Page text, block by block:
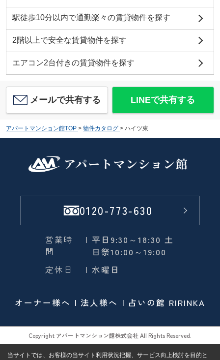
駅徒歩10分以内で通勤楽々の賃貸物件を探す
2階以上で安全な賃貸物件を探す
エアコン2台付きの賃貸物件を探す
メールで共有する LINEで共有する
アパートマンション館TOP > 物件カタログ > ハイツ東
0120-773-630
営業時
間
| 平日9:30～18:30 土
日祭10:00～19:00
定休日
| 水曜日
オーナー様へ 法人様へ 占いの館 RIRINKA
Copyright アパートマンション館株式会社 All Rights Reserved.
当サイトでは、お客様の当サイト利用状況把握、サービス向上検討を目的と